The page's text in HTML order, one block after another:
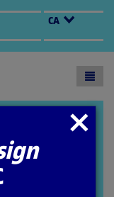
CA
Tancar
modal